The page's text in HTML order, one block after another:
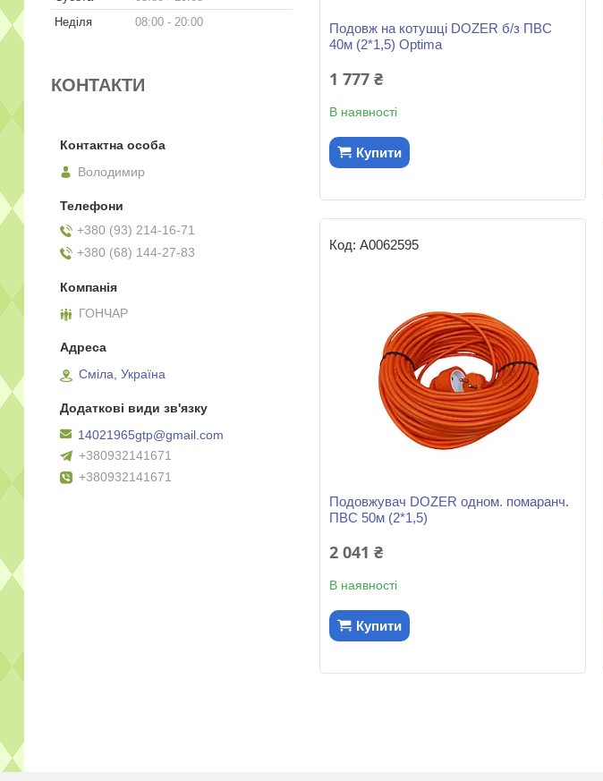
Подовж на котушці DOZER б/з ПВС
40м (2*1,5) Optima
1 777 ₴
В наявності
Купити
А0062595
Подовжувач DOZER одном. помаранч.
ПВС 50м (2*1,5)
2 041 ₴
В наявності
Купити
Неділя
08:00 20:00
КОНТАКТИ
Володимир
+380 (93) 214-16-71
+380 (68) 144-27-83
ГОНЧАР
Сміла, Україна
14021965gtp@gmail.com
+380932141671
+380932141671